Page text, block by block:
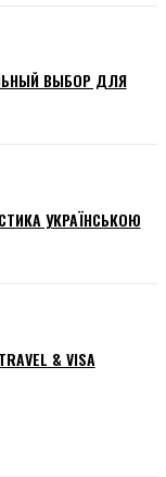
ВЫБОР ДЛЯ
УКРАЇНСЬКОЮ
& VISA